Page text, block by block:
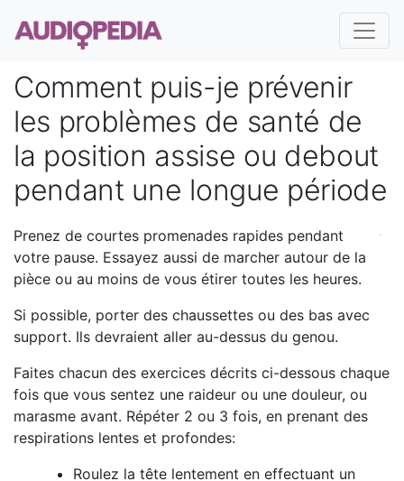
Comment puis-je prévenir
les problèmes de santé de
la position assise ou debout
pendant une longue période
Prenez de courtes promenades rapides pendant
votre pause. Essayez aussi de marcher autour de la
pièce ou au moins de vous étirer toutes les heures.
Si possible, porter des chaussettes ou des bas avec
support. Ils devraient aller au-dessus du genou.
Faites chacun des exercices décrits ci-dessous chaque
fois que vous sentez une raideur ou une douleur, ou
marasme avant. Répéter 2 ou 3 fois, en prenant des
respirations lentes et profondes:
Roulez la tête lentement en effectuant un